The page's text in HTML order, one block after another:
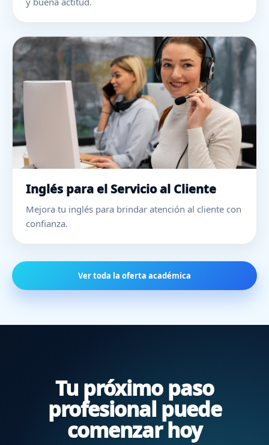
Inglés para el Servicio al Cliente
Mejora tu inglés para brindar atención al cliente con
confianza.
Ver toda la oferta académica
Tu próximo paso
profesional puede
comenzar hoy